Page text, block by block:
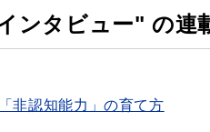
ンタビュー" の連
非認知能力」の育て方